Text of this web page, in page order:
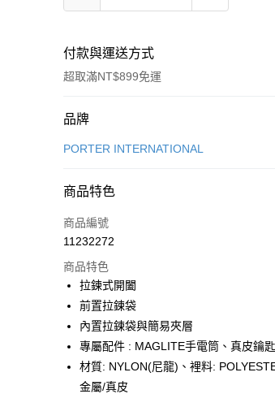
付款與運送方式
超取滿NT$899免運
付款方式
信用卡一次付款
合作金庫商業銀行
華南商業銀行
上海商業儲蓄銀行
國泰世華商業銀行
臺灣中小企業銀行
聯邦商業銀行
元大商業銀行
永豐商
玉山商業銀行
星展
台新國際商業銀行
LINE Pay
Apple Pay
街口支付
悠遊付
Google Pay
全盈+PAY
品牌
PORTER INTERNATIONAL
商品特色
商品編號
11232272
商品特色
拉鍊式開闔
前置拉鍊袋
內置拉鍊袋與簡易夾層
專屬配件 : MAGLITE手電筒、真皮鑰
材質: NYLON(尼龍)、裡料:
金屬/真皮